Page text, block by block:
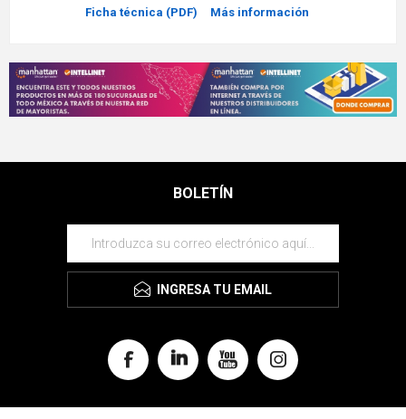
Ficha técnica (PDF) Más información
BOLETÍN
INGRESA TU EMAIL